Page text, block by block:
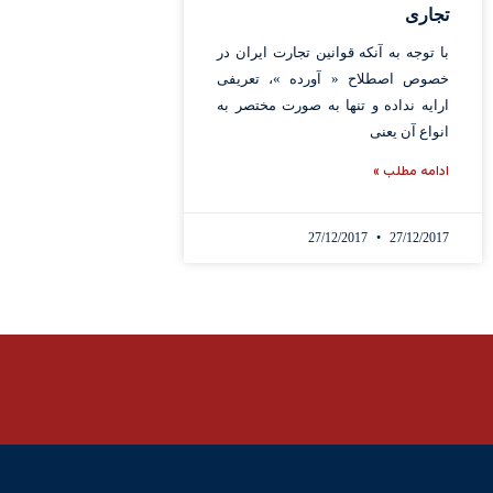
تجاری
با توجه به آنکه قوانین تجارت ایران در
خصوص اصطلاح « آورده »، تعریفی
ارایه نداده و تنها به صورت مختصر به
انواع آن یعنی
ادامه مطلب »
27/12/2017